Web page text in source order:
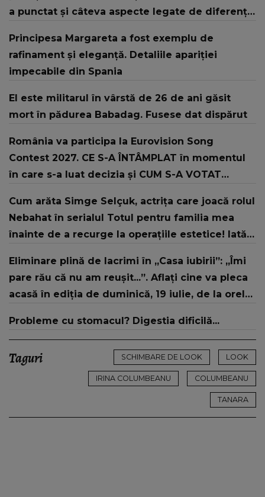
a punctat și câteva aspecte legate de diferența
Principesa Margareta a fost exemplu de
rafinament și eleganță. Detaliile apariției
impecabile din Spania
El este militarul în vârstă de 26 de ani găsit
mort în pădurea Babadag. Fusese dat dispărut
România va participa la Eurovision Song
Contest 2027. CE S-A ÎNTÂMPLAT în momentul
în care s-a luat decizia și CUM S-A VOTAT
strategic de..."
Cum arăta Simge Selçuk, actrița care joacă rolul
Nebahat în serialul Totul pentru familia mea
înainte de a recurge la operațiile estetice! Iată
„Tinerețe rebelă”
Eliminare plină de lacrimi în „Casa iubirii”: „Îmi
pare rău că nu am reușit...”. Aflați cine va pleca
acasă în ediția de duminică, 19 iulie, de la orele
Probleme cu stomacul? Digestia dificilă...
Taguri SCHIMBARE DE LOOK LOOK
IRINA COLUMBEANU COLUMBEANU
TANARA